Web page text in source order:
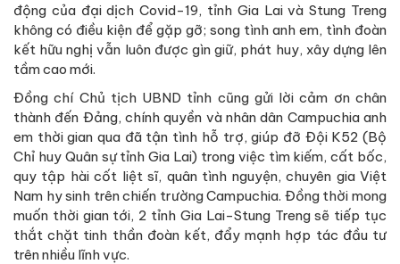
động của đại dịch Covid-19, tỉnh Gia Lai và Stung Treng
không có điều kiện để gặp gỡ; song tình anh em, tình đoàn
kết hữu nghị vẫn luôn được gìn giữ, phát huy, xây dựng lên
tầm cao mới.
Đồng chí Chủ tịch UBND tỉnh cũng gửi lời cảm ơn chân
thành đến Đảng, chính quyền và nhân dân Campuchia anh
em thời gian qua đã tận tình hỗ trợ, giúp đỡ Đội K52 (Bộ
Chỉ huy Quân sự tỉnh Gia Lai) trong việc tìm kiếm, cất bốc,
quy tập hài cốt liệt sĩ, quân tình nguyện, chuyên gia Việt
Nam hy sinh trên chiến trường Campuchia. Đồng thời mong
muốn thời gian tới, 2 tỉnh Gia Lai-Stung Treng sẽ tiếp tục
thắt chặt tinh thần đoàn kết, đẩy mạnh hợp tác đầu tư
trên nhiều lĩnh vực.